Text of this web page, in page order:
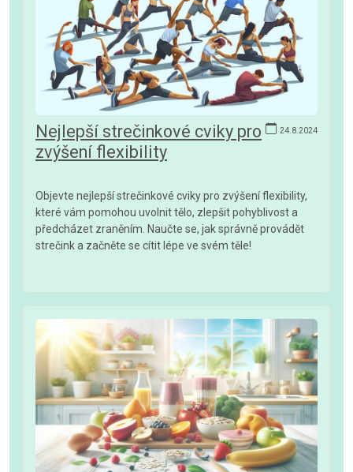
24.8.2024
Nejlepší strečinkové cviky pro
zvýšení flexibility
Objevte nejlepší strečinkové cviky pro zvýšení flexibility,
které vám pomohou uvolnit tělo, zlepšit pohyblivost a
předcházet zraněním. Naučte se, jak správně provádět
strečink a začněte se cítit lépe ve svém těle!